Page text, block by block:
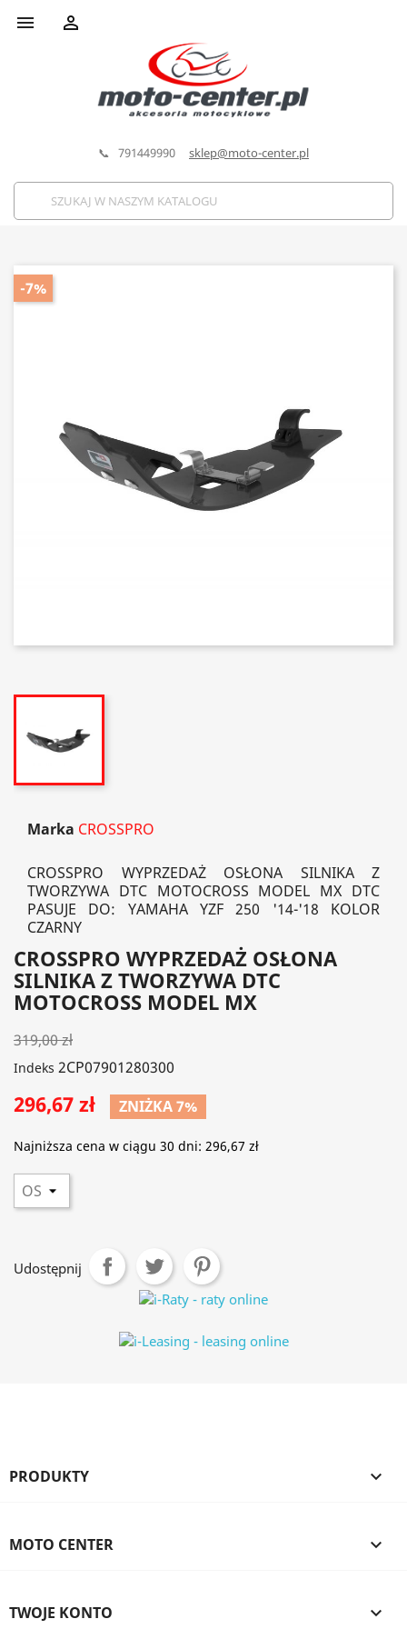
 
📞 791449990 sklep@moto-center.pl
-7%
Marka CROSSPRO
CROSSPRO WYPRZEDAŻ OSŁONA SILNIKA Z
TWORZYWA DTC MOTOCROSS MODEL MX DTC
PASUJE DO: YAMAHA YZF 250 '14-'18 KOLOR
CZARNY
CROSSPRO WYPRZEDAŻ OSŁONA
SILNIKA Z TWORZYWA DTC
MOTOCROSS MODEL MX
319,00 zł
Indeks 2CP07901280300
296,67 zł ZNIŻKA 7%
Najniższa cena w ciągu 30 dni: 296,67 zł
Udostępnij
PRODUKTY 
MOTO CENTER 
TWOJE KONTO 